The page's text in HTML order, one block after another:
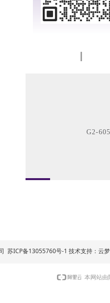
G2-
苏ICP备13055760号-1 技术支持： 云
本网站由